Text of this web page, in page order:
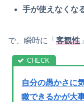
手が使えなくな
で、瞬時に「 客観性
自分の愚かさに
瞰できるかが大事